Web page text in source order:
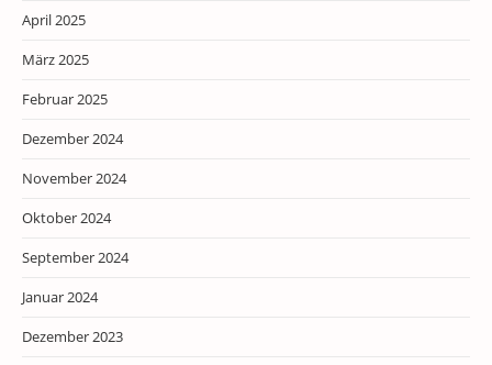
April 2025
März 2025
Februar 2025
Dezember 2024
November 2024
Oktober 2024
September 2024
Januar 2024
Dezember 2023